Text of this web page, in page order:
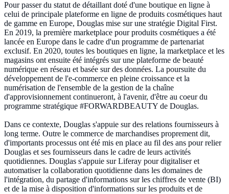
Pour passer du statut de détaillant doté d'une boutique en ligne à
celui de principale plateforme en ligne de produits cosmétiques haut
de gamme en Europe, Douglas mise sur une stratégie Digital First.
En 2019, la première marketplace pour produits cosmétiques a été
lancée en Europe dans le cadre d'un programme de partenariat
exclusif. En 2020, toutes les boutiques en ligne, la marketplace et les
magasins ont ensuite été intégrés sur une plateforme de beauté
numérique en réseau et basée sur des données. La poursuite du
développement de l'e-commerce en pleine croissance et la
numérisation de l'ensemble de la gestion de la chaîne
d'approvisionnement continueront, à l'avenir, d'être au coeur du
programme stratégique #FORWARDBEAUTY de Douglas.
Dans ce contexte, Douglas s'appuie sur des relations fournisseurs à
long terme. Outre le commerce de marchandises proprement dit,
d'importants processus ont été mis en place au fil des ans pour relier
Douglas et ses fournisseurs dans le cadre de leurs activités
quotidiennes. Douglas s'appuie sur Liferay pour digitaliser et
automatiser la collaboration quotidienne dans les domaines de
l'intégration, du partage d'informations sur les chiffres de vente (BI)
et de la mise à disposition d'informations sur les produits et de